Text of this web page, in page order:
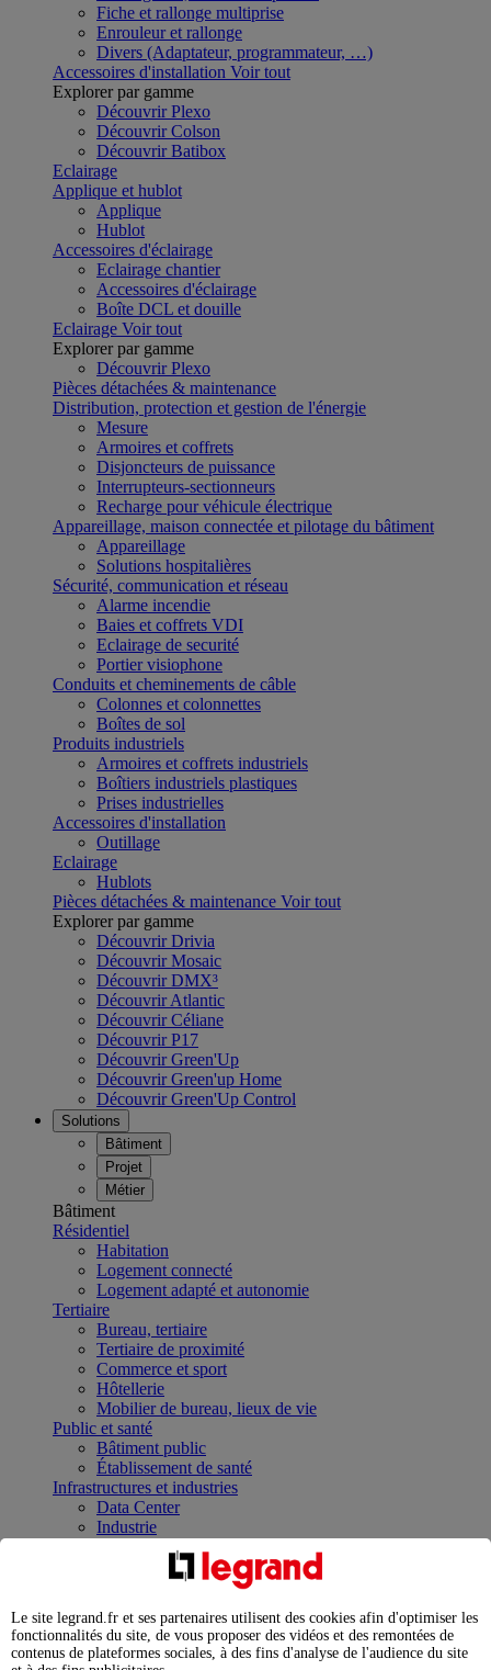
Fiche et rallonge multiprise
Enrouleur et rallonge
Divers (Adaptateur, programmateur, …)
Accessoires d'installation Voir tout
Explorer par gamme
Découvrir Plexo
Découvrir Colson
Découvrir Batibox
Eclairage
Applique et hublot
Applique
Hublot
Accessoires d'éclairage
Eclairage chantier
Accessoires d'éclairage
Boîte DCL et douille
Eclairage Voir tout
Explorer par gamme
Découvrir Plexo
Pièces détachées & maintenance
Distribution, protection et gestion de l'énergie
Mesure
Armoires et coffrets
Disjoncteurs de puissance
Interrupteurs-sectionneurs
Recharge pour véhicule électrique
Appareillage, maison connectée et pilotage du bâtiment
Appareillage
Solutions hospitalières
Sécurité, communication et réseau
Alarme incendie
Baies et coffrets VDI
Eclairage de securité
Portier visiophone
Conduits et cheminements de câble
Colonnes et colonnettes
Boîtes de sol
Produits industriels
Armoires et coffrets industriels
Boîtiers industriels plastiques
Prises industrielles
Accessoires d'installation
Outillage
Eclairage
Hublots
Pièces détachées & maintenance Voir tout
Explorer par gamme
Découvrir Drivia
Découvrir Mosaic
Découvrir DMX³
Découvrir Atlantic
Découvrir Céliane
Découvrir P17
Découvrir Green'Up
Découvrir Green'up Home
Découvrir Green'Up Control
Solutions
Bâtiment
Projet
Métier
Bâtiment
Résidentiel
Habitation
Logement connecté
Logement adapté et autonomie
Tertiaire
Bureau, tertiaire
Tertiaire de proximité
Commerce et sport
Hôtellerie
Mobilier de bureau, lieux de vie
Public et santé
Bâtiment public
Établissement de santé
Infrastructures et industries
Data Center
Industrie
Infrastructures
Contrôler et planifier le fonctionnement des appareils
Répartir et optimiser son tableau électrique
Legrand Data Center Solutions : concentrer les
expertises au service de vos performances
Le site legrand.fr et ses partenaires utilisent des cookies afin d'optimiser les
fonctionnalités du site, de vous proposer des vidéos et des remontées de
contenus de plateformes sociales, à des fins d'analyse de l'audience du site